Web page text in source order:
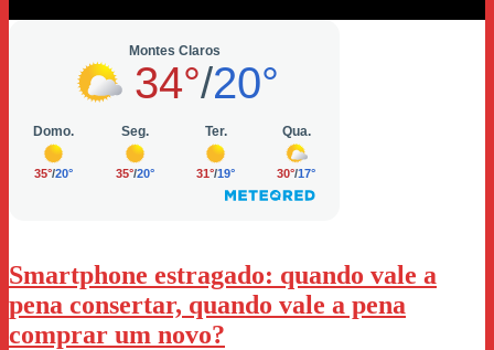
Smartphone estragado: quando vale a
pena consertar, quando vale a pena
comprar um novo?